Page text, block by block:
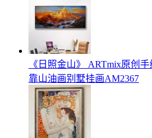
《日照金山》 ARTmix原创
靠山油画别墅挂画AM2367